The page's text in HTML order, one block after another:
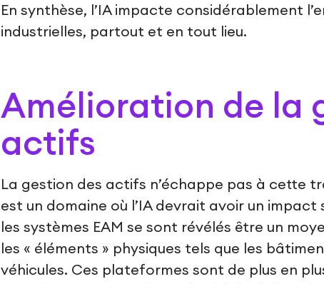
En synthèse, l’IA impacte considérablement
industrielles, partout et en tout lieu.
Amélioration de la
actifs
La gestion des actifs n’échappe pas à cette
est un domaine où l’IA devrait avoir un
les systèmes EAM se sont révélés être un
les « éléments » physiques tels que les
véhicules. Ces plateformes sont de plus en